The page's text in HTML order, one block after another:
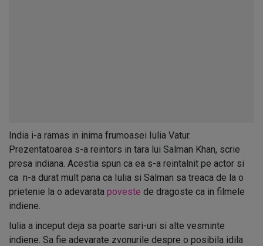
India i-a ramas in inima frumoasei Iulia Vatur.
Prezentatoarea s-a reintors in tara lui Salman Khan, scrie
presa indiana. Acestia spun ca ea s-a reintalnit pe actor si
ca n-a durat mult pana ca Iulia si Salman sa treaca de la o
prietenie la o adevarata poveste de dragoste ca in filmele
indiene.
Iulia a inceput deja sa poarte sari-uri si alte vesminte
indiene. Sa fie adevarate zvonurile despre o posibila idila